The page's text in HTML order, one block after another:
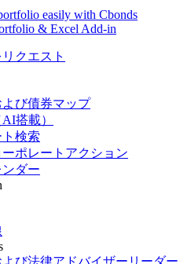
easily with Cbonds
& Excel Add-in
クエスト
び債券マップ
搭載）
検索
ポレートアクション
ダー
び法律アドバイザーリーダー